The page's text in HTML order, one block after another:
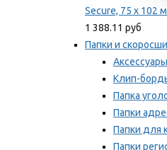
Secure, 75 х 102
1 388.11 руб
Папки и
Клип-
Папка
Папки
Папки для
Папки